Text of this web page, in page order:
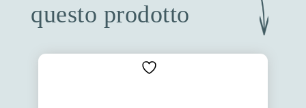
questo prodotto